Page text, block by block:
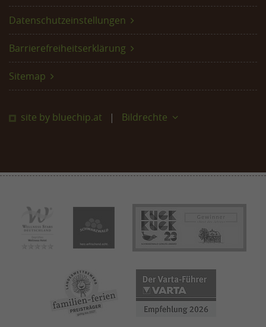
Datenschutzeinstellungen
Barrierefreiheitserklärung
Sitemap
site by bluechip.at Bildrechte